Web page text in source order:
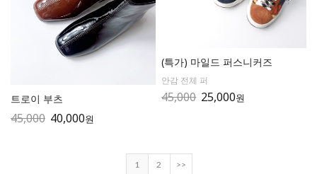
트로이 부츠
45,000 40,000원
(특가) 마일드 퍼스니커즈
안감 전체 퍼
45,000 25,000원
1 2 >>